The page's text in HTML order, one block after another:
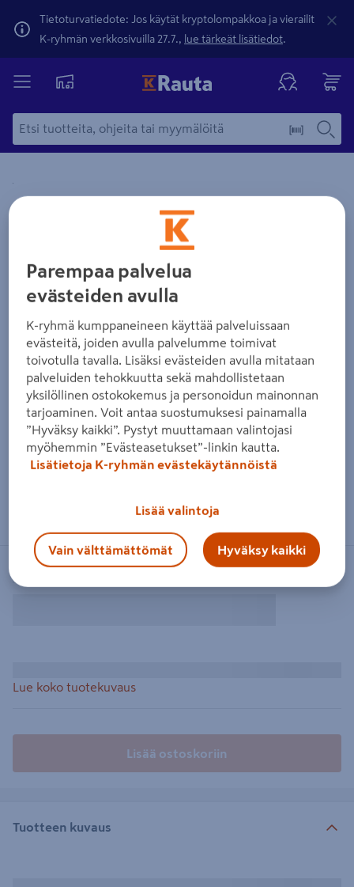
Tietoturvatiedote: Jos käytät kryptolompakkoa ja vierailit
K-ryhmän verkkosivuilla 27.7., lue tärkeät lisätiedot.
Yksityiskohtainen kuvaus löytyy Tuotteen kuvaus -
Zoomaa kuvaa sormilla kosketusnäytöllä
Lue koko tuotekuvaus
Lisää ostoskoriin
Tuotteen kuvaus
Parempaa palvelua
evästeiden avulla
K-ryhmä kumppaneineen käyttää palveluissaan
evästeitä, joiden avulla palvelumme toimivat
toivotulla tavalla. Lisäksi evästeiden avulla mitataan
palveluiden tehokkuutta sekä mahdollistetaan
yksilöllinen ostokokemus ja personoidun mainonnan
tarjoaminen. Voit antaa suostumuksesi painamalla
”Hyväksy kaikki”. Pystyt muuttamaan valintojasi
myöhemmin ”Evästeasetukset”-linkin kautta.
Lisätietoja K-ryhmän evästekäytännöistä
Lisää valintoja
Vain välttämättömät Hyväksy kaikki